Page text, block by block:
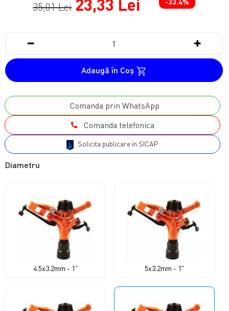
35,01 Lei 23,33 Lei -33.4%
Adaugă în Coş
Comanda prin WhatsApp
Comanda telefonica
Solicita publicare in SICAP
Diametru
4.5x3.2mm - 1" 5x3.2mm - 1"